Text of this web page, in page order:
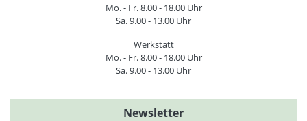
Mo. - Fr. 8.00 - 18.00 Uhr
Sa. 9.00 - 13.00 Uhr
Werkstatt
Mo. - Fr. 8.00 - 18.00 Uhr
Sa. 9.00 - 13.00 Uhr
Newsletter